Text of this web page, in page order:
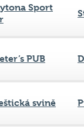
Sport
PUB
svině